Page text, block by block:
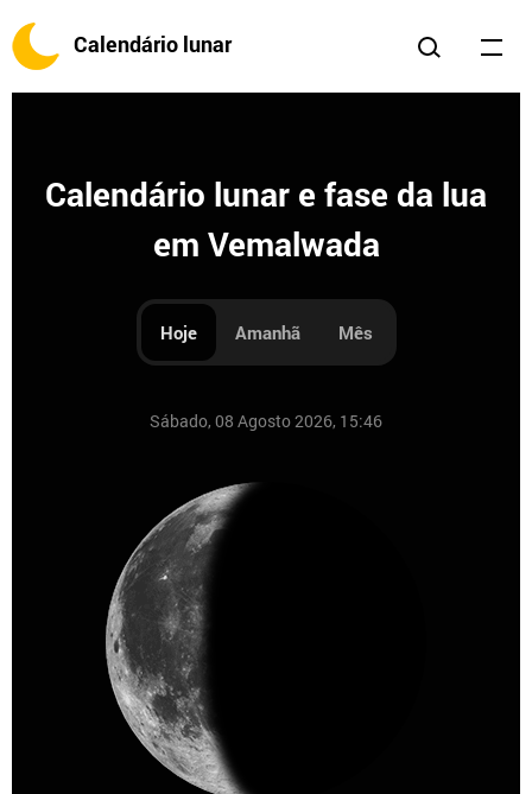
Calendário lunar
Calendário lunar e fase da lua
em Vemalwada
Hoje Amanhã Mês
Sábado, 08 Agosto 2026, 15:46